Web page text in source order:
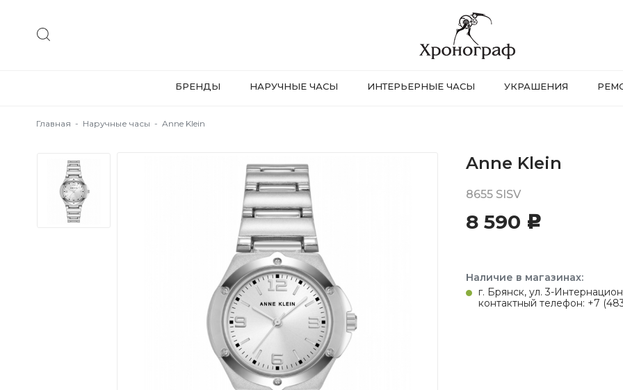
БРЕНДЫ НАРУЧНЫЕ ЧАСЫ ИНТЕРЬЕРНЫЕ ЧАСЫ УКРАШЕНИЯ
Главная - Наручные часы - Anne Klein
Anne Klein
8655 SISV
8 590 c
Наличие в магазинах:
г. Брянск, ул. 3-
контактный телефон: +7